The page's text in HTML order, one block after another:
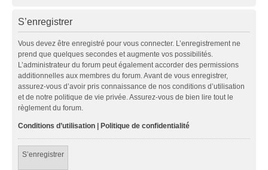
S’enregistrer
Vous devez être enregistré pour vous connecter. L’enregistrement ne
prend que quelques secondes et augmente vos possibilités.
L’administrateur du forum peut également accorder des permissions
additionnelles aux membres du forum. Avant de vous enregistrer,
assurez-vous d’avoir pris connaissance de nos conditions d’utilisation
et de notre politique de vie privée. Assurez-vous de bien lire tout le
règlement du forum.
Conditions d’utilisation | Politique de confidentialité
S’enregistrer